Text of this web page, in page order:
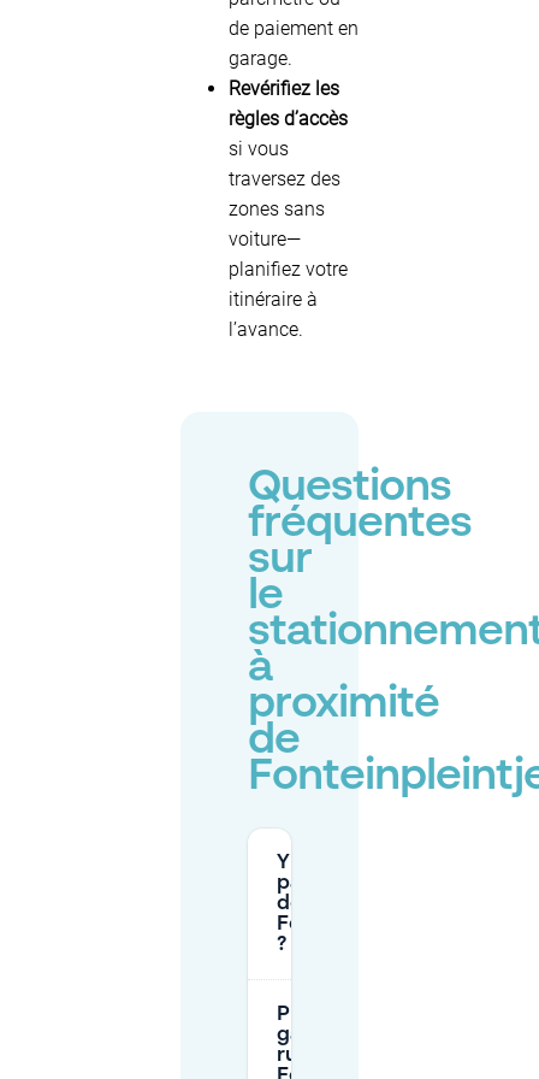
de paiement en
garage.
Revérifiez les
règles d’accès
si vous
traversez des
zones sans
voiture—
planifiez votre
itinéraire à
l’avance.
Questions
fréquentes
sur
le
à
proximité
de
Y a-t-il des
parkings près
de
Fonteinpleintje
?
Puis-je me
garer dans la
rue près de